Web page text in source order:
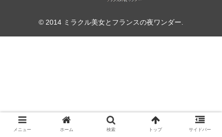
© 2014 ミラクル美女とフランスの夜ワンダー.
メニュー ホーム 検索 トップ サイドバー